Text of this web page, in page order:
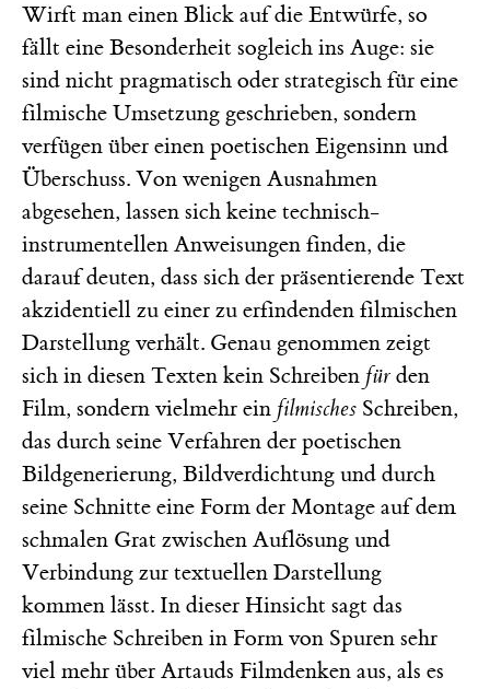
Wirft man einen Blick auf die Entwürfe, so
fällt eine Besonderheit sogleich ins Auge: sie
sind nicht pragmatisch oder strategisch für eine
filmische Umsetzung geschrieben, sondern
verfügen über einen poetischen Eigensinn und
Überschuss. Von wenigen Ausnahmen
abgesehen, lassen sich keine technisch-
instrumentellen Anweisungen finden, die
darauf deuten, dass sich der präsentierende Text
akzidentiell zu einer zu erfindenden filmischen
Darstellung verhält. Genau genommen zeigt
sich in diesen Texten kein Schreiben für den
Film, sondern vielmehr ein filmisches Schreiben,
das durch seine Verfahren der poetischen
Bildgenerierung, Bildverdichtung und durch
seine Schnitte eine Form der Montage auf dem
schmalen Grat zwischen Auflösung und
Verbindung zur textuellen Darstellung
kommen lässt. In dieser Hinsicht sagt das
filmische Schreiben in Form von Spuren sehr
viel mehr über Artauds Filmdenken aus, als es